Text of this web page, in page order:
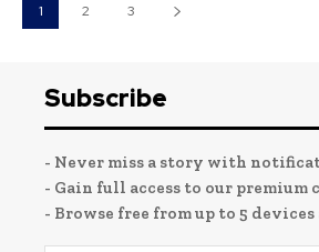
1 2 3
Subscribe
- Never miss a story with
- Gain full access to our premium
- Browse free from up to 5 devices